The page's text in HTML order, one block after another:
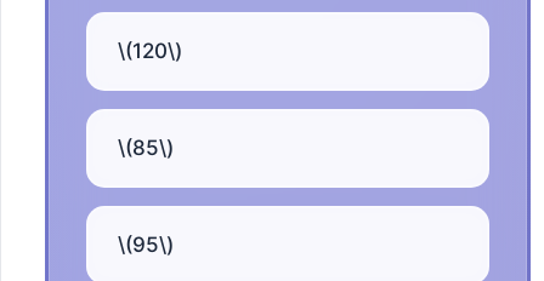
\(120\)
\(85\)
\(95\)